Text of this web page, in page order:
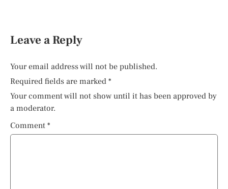
Leave a Reply
Your email address will not be published.
Required fields are marked *
Your comment will not show until it has been approved by
a moderator.
Comment *